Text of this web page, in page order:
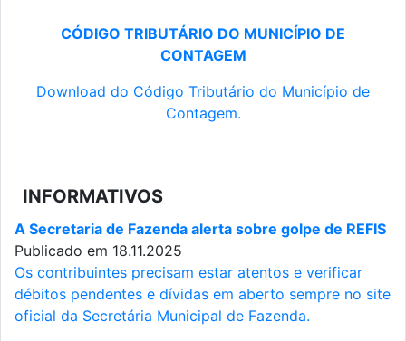
CÓDIGO TRIBUTÁRIO DO MUNICÍPIO DE
CONTAGEM
Download do Código Tributário do Município de
Contagem.
INFORMATIVOS
A Secretaria de Fazenda alerta sobre golpe de REFIS
Publicado em 18.11.2025
Os contribuintes precisam estar atentos e verificar
débitos pendentes e dívidas em aberto sempre no site
oficial da Secretária Municipal de Fazenda.